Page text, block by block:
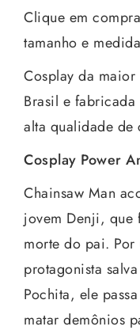
Clique em
tamanho e
Cosplay da
Brasil e
alta qualidade de
Cosplay Power
Chainsaw Man
jovem Denji, que
morte do pai.
protagonista
Pochita, ele
matar demônios